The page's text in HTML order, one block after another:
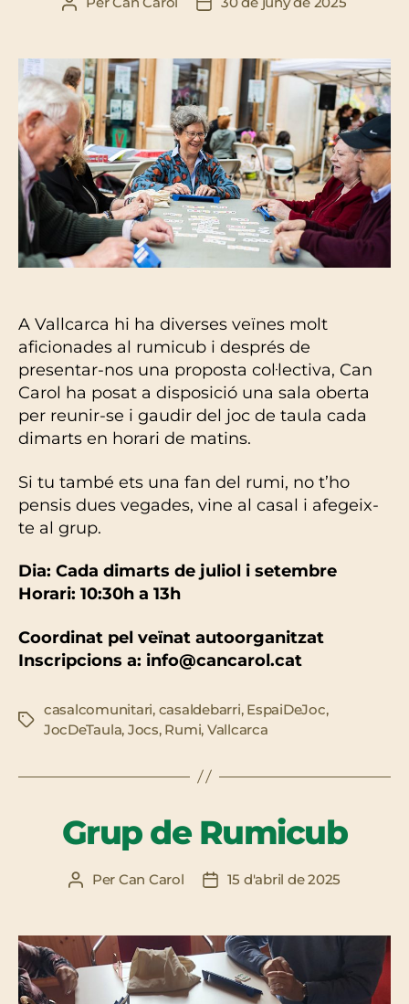
A Vallcarca hi ha diverses veïnes molt
aficionades al rumicub i després de
presentar-nos una proposta col·lectiva, Can
Carol ha posat a disposició una sala oberta
per reunir-se i gaudir del joc de taula cada
dimarts en horari de matins.
Si tu també ets una fan del rumi, no t’ho
pensis dues vegades, vine al casal i afegeix-
te al grup.
Dia: Cada dimarts de juliol i setembre
Horari: 10:30h a 13h
Coordinat pel veïnat autoorganitzat
Inscripcions a: info@cancarol.cat
Etiquetes
casalcomunitari, casaldebarri, EspaiDeJoc,
JocDeTaula, Jocs, Rumi, Vallcarca
Grup de Rumicub
Autor
Per Can Carol
Data15 d'abril de 2025